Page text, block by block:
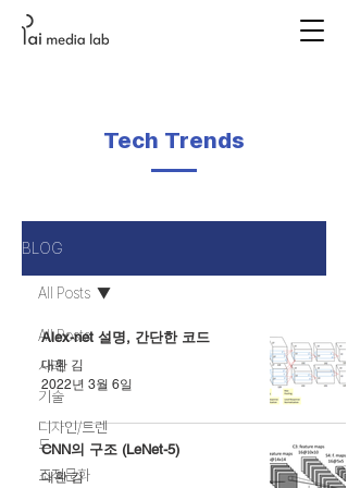
Tech Trends
BLOG
All Posts
사례
기술
디자인/트렌
드
조직문화
All Posts
Alex-net 설명, 간단한 코드
대환 김
2022년 3월 6일
CNN의 구조 (LeNet-5)
대환 김